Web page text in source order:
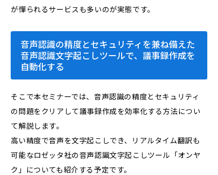
が憚られるサービスも多いのが実態です。
音声認識の精度とセキュリティを兼ね備えた
音声認識文字起こしツールで、議事録作成を
自動化する
そこで本セミナーでは、音声認識の精度とセキュリティ
の問題をクリアして議事録作成を効率化する方法につい
て解説します。
高い精度で音声を文字起こしでき、リアルタイム翻訳も
可能なロゼッタ社の音声認識文字起こしツール「オンヤ
ク」についても紹介する予定です。